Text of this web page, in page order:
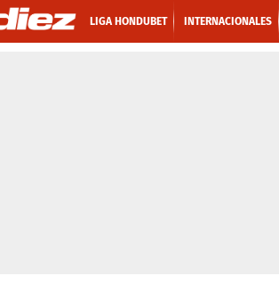
LIGA HONDUBET INTERNACIONALES